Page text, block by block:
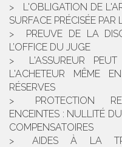
L'OBLIGATION DE
SURFACE PRÉCISÉE
PREUVE DE LA
L’OFFICE DU JUGE
L'ASSUREUR
L'ACHETEUR MÊME
RÉSERVES
PROTECTION
ENCEINTES : NULLITÉ
COMPENSATOIRES
AIDES À LA